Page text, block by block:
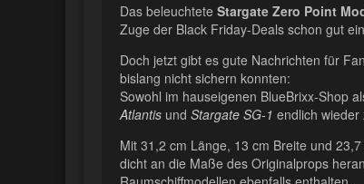
Das beleuchtete Stargate Zero Point
Zuge der Black Friday-Deals schon gut
Doch jetzt gibt es gute Nachrichten für
bislang nicht sichern konnten:
Sowohl im hauseigenen BlueBrixx-Shop
Atlantis und Stargate SG-1 endlich wieder
Mit 31,2 cm Länge, 13 cm Breite und
dicht an die Maße des Originalprops